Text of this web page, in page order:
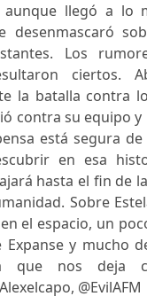
aunque llegó a lo
desenmascaró
Los
ciertos.
la batalla contra
contra su equipo y
está segura
en esa
hasta el fin de
Sobre
el espacio, un
Expanse y mucho
que nos deja
@EvilAFM